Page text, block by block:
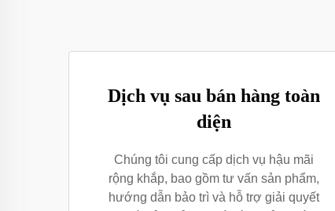
Dịch vụ sau bán hàng toàn
diện
Chúng tôi cung cấp dịch vụ hậu mãi
rộng khắp, bao gồm tư vấn sản phẩm,
hướng dẫn bảo trì và hỗ trợ giải quyết